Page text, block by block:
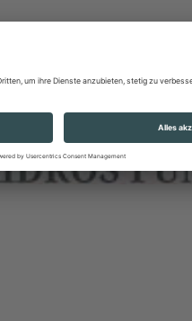
Akzeptieren
Usercentrics Consent Management
Platform